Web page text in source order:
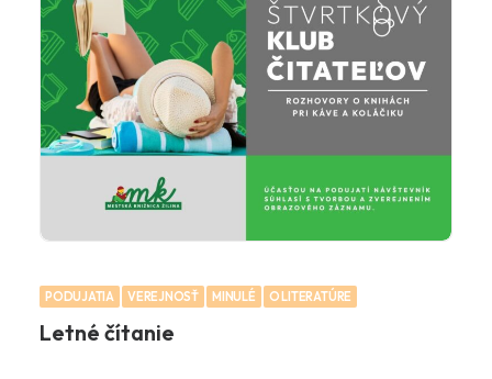
PODUJATIA VEREJNOSŤ MINULÉ O LITERATÚRE
Letné čítanie